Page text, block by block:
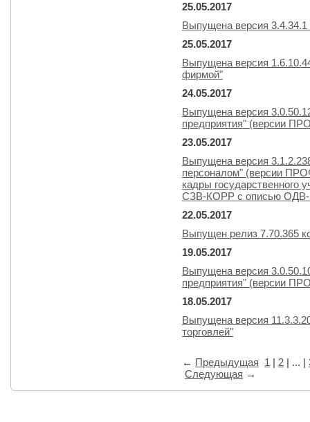
25.05.2017
Выпущена версия
25.05.2017
Выпущена версия
фирмой"
24.05.2017
Выпущена версия
предприятия" (версии
23.05.2017
Выпущена версия
персоналом" (версии
кадры
СЗВ-КОРР с описью ОДВ-
22.05.2017
Выпущен релиз 7.70.365
19.05.2017
Выпущена версия
предприятия" (версии
18.05.2017
Выпущена версия
торговлей"
← Предыдущая 1 | 2 | ... |
Следующая →